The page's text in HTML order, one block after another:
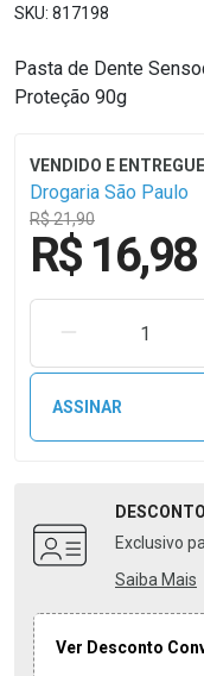
817198
Pasta de Dente
Proteção 90g
Drogaria São Paulo
R$ 21,90
R$ 16,98
REMOVER UMA
ASSINAR
DESCONTO
Exclusivo
Saiba Mais
Ver Desconto